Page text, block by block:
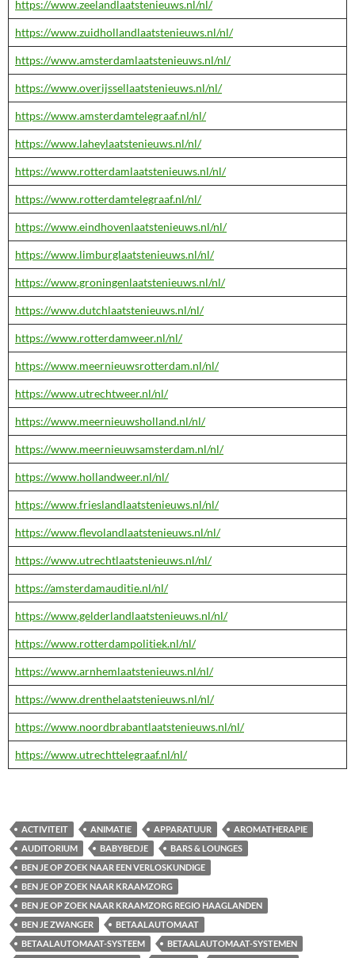
https://www.zeelandlaatstenieuws.nl/nl/
https://www.zuidhollandlaatstenieuws.nl/nl/
https://www.amsterdamlaatstenieuws.nl/nl/
https://www.overijssellaatstenieuws.nl/nl/
https://www.amsterdamtelegraaf.nl/nl/
https://www.laheylaatstenieuws.nl/nl/
https://www.rotterdamlaatstenieuws.nl/nl/
https://www.rotterdamtelegraaf.nl/nl/
https://www.eindhovenlaatstenieuws.nl/nl/
https://www.limburglaatstenieuws.nl/nl/
https://www.groningenlaatstenieuws.nl/nl/
https://www.dutchlaatstenieuws.nl/nl/
https://www.rotterdamweer.nl/nl/
https://www.meernieuwsrotterdam.nl/nl/
https://www.utrechtweer.nl/nl/
https://www.meernieuwsholland.nl/nl/
https://www.meernieuwsamsterdam.nl/nl/
https://www.hollandweer.nl/nl/
https://www.frieslandlaatstenieuws.nl/nl/
https://www.flevolandlaatstenieuws.nl/nl/
https://www.utrechtlaatstenieuws.nl/nl/
https://amsterdamauditie.nl/nl/
https://www.gelderlandlaatstenieuws.nl/nl/
https://www.rotterdampolitiek.nl/nl/
https://www.arnhemlaatstenieuws.nl/nl/
https://www.drenthelaatstenieuws.nl/nl/
https://www.noordbrabantlaatstenieuws.nl/nl/
https://www.utrechttelegraaf.nl/nl/
ACTIVITEIT ANIMATIE APPARATUUR
AROMATHERAPIE
AUDITORIUM
BABYBEDJE
BARS & LOUNGES
BEN JE OP ZOEK NAAR EEN VERLOSKUNDIGE
BEN JE OP ZOEK NAAR KRAAMZORG
BEN JE OP ZOEK NAAR KRAAMZORG REGIO HAAGLANDEN
BEN JE ZWANGER
BETAALAUTOMAAT
BETAALAUTOMAAT-SYSTEEM
BETAALAUTOMAAT-SYSTEMEN